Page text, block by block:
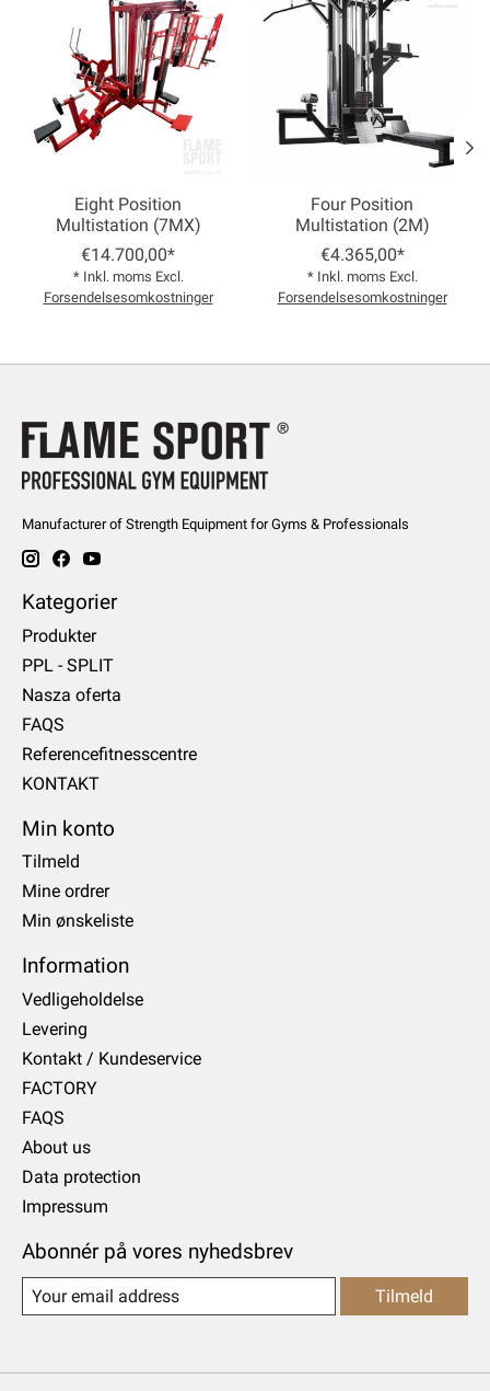
Eight Position
Multistation (7MX)
€14.700,00*
* Inkl. moms Excl.
Forsendelsesomkostninger
Four Position
Multistation (2M)
€4.365,00*
* Inkl. moms Excl.
Forsendelsesomkostninger
Manufacturer of Strength Equipment for Gyms & Professionals
Kategorier
Produkter
PPL - SPLIT
Nasza oferta
FAQS
Referencefitnesscentre
KONTAKT
Min konto
Tilmeld
Mine ordrer
Min ønskeliste
Information
Vedligeholdelse
Levering
Kontakt / Kundeservice
FACTORY
FAQS
About us
Data protection
Impressum
Abonnér på vores nyhedsbrev
Tilmeld